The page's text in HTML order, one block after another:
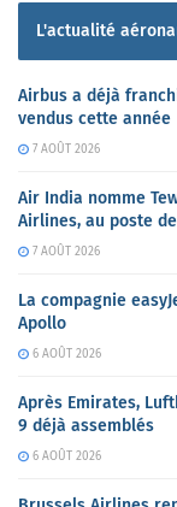
L'actualité
Airbus a déjà
vendus cette année
7 AOÛT 2026
Air India nomme
Airlines, au poste
7 AOÛT 2026
La compagnie
Apollo
6 AOÛT 2026
Après Emirates,
9 déjà assemblés
6 AOÛT 2026